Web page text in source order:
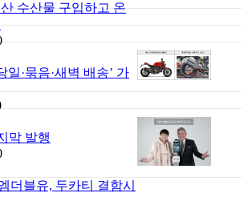
수산물 구입하고 온
일·묶음·새벽 배송’ 가
막 발행
더블유, 두카티 결함시